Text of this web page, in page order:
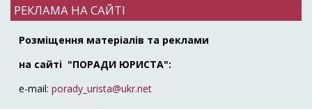
РЕКЛАМА НА САЙТІ
Розміщення матеріалів та реклами
на сайті "ПОРАДИ ЮРИСТА":
e-mail: porady_urista@ukr.net